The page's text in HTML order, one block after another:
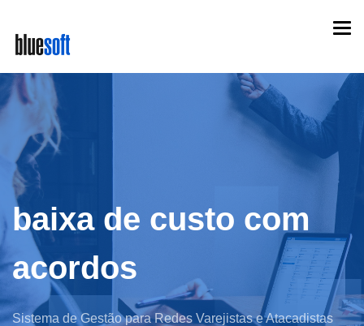
main
content
baixa de custo com
acordos
Sistema de Gestão para Redes Varejistas e Atacadistas